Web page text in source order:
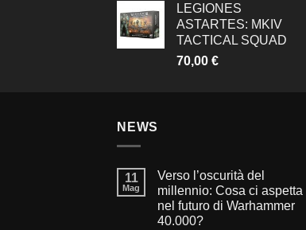
LEGIONES
ASTARTES: MKIV
TACTICAL SQUAD
70,00 €
NEWS
11
Mag
Verso l’oscurità del
millennio: Cosa ci aspetta
nel futuro di Warhammer
40.000?